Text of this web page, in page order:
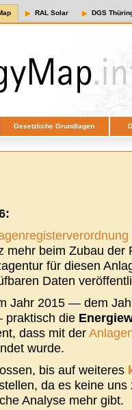
RAL Solar DGS
Gesetzliche Grundlagen
mehr beim Zubau der
für diesen
Daten
Jahr 2015 — dem
praktisch die
dass mit der
wurde.
bis auf weiteres
da es keine
Analyse mehr gibt.